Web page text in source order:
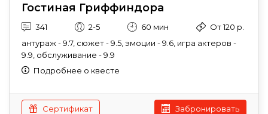
Гостиная Гриффиндора
341 2-5 60 мин
От 120 р.
антураж - 9.7, сюжет - 9.5, эмоции - 9.6, игра актеров -
9.9, обслуживание - 9.9
Подробнее о квесте
Сертификат Забронировать